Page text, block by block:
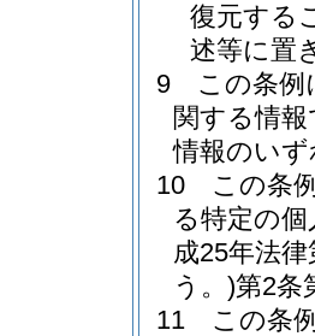
復元する
述等に置
9
この条例
関する情
情報のい
10
この条
る特定の
成25年法
う。)第2条
11
この条